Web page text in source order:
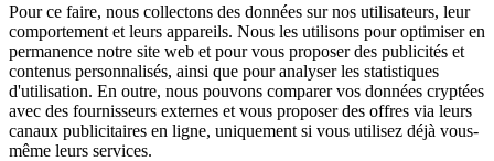
Pour ce faire, nous collectons des données sur nos utilisateurs, leur
comportement et leurs appareils. Nous les utilisons pour optimiser en
permanence notre site web et pour vous proposer des publicités et
contenus personnalisés, ainsi que pour analyser les statistiques
d'utilisation. En outre, nous pouvons comparer vos données cryptées
avec des fournisseurs externes et vous proposer des offres via leurs
canaux publicitaires en ligne, uniquement si vous utilisez déjà vous-
même leurs services.